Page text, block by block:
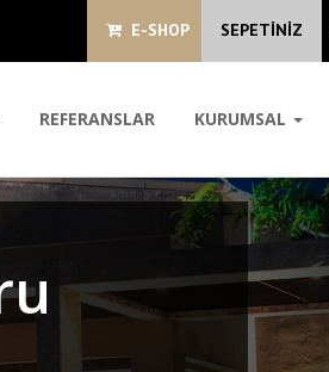
E-SHOP SEPETİNİZ
REFERANSLAR KURUMSAL